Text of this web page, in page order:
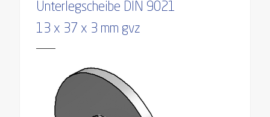
Unterlegscheibe DIN 9021
13 x 37 x 3 mm gvz